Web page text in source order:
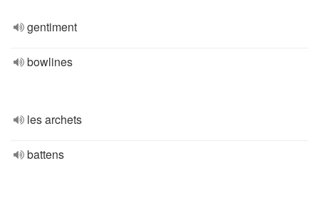
gentiment
bowlines
les archets
battens